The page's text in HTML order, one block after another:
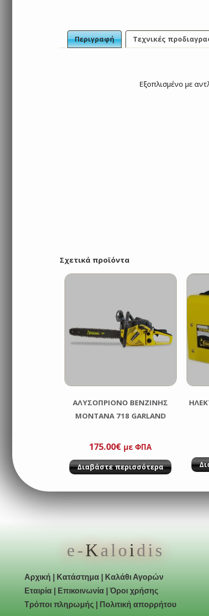
Περιγραφή Τεχνικές
Εξοπλισμένο με
Σχετικά προϊόντα
ΑΛΥΣΟΠΡΙΟΝΟ ΒΕΝΖΙΝΗΣ
MONTANA 718 GARLAND
175.00€ με ΦΠΑ
Διαβάστε περισσότερα
e-Kaloidis
Αρχική Κατάστημα
Καλάθι Αγορών
Εταιρία
Επικοινωνία |Όροι χρήσης
Τρόποι πληρωμής
Πολιτική απορρήτου